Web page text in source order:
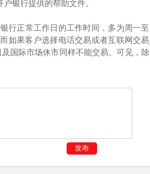
银行提供的帮助文件。
行正常工作日的工作时间，多为周一
如果客户选择电话交易或者互联网交
国际市场休市同样不能交易。可见，
发布